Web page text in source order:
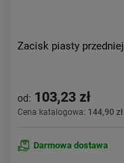
Zacisk piasty przedniej
od: 103,23 zł
Cena katalogowa: 144,90 zł
Darmowa dostawa